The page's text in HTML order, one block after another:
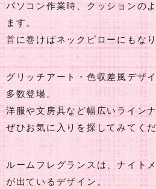
パソコン作業時、クッションの
ます。
首に巻けばネックピローにもな
グリッチアート・色収差風デザ
多数登場。
洋服や文房具など幅広いライン
ぜひお気に入りを探してみてくだ
ルームフレグランスは、ナイト
が出ているデザイン。